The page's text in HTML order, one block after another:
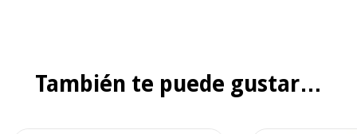
También te puede gustar…